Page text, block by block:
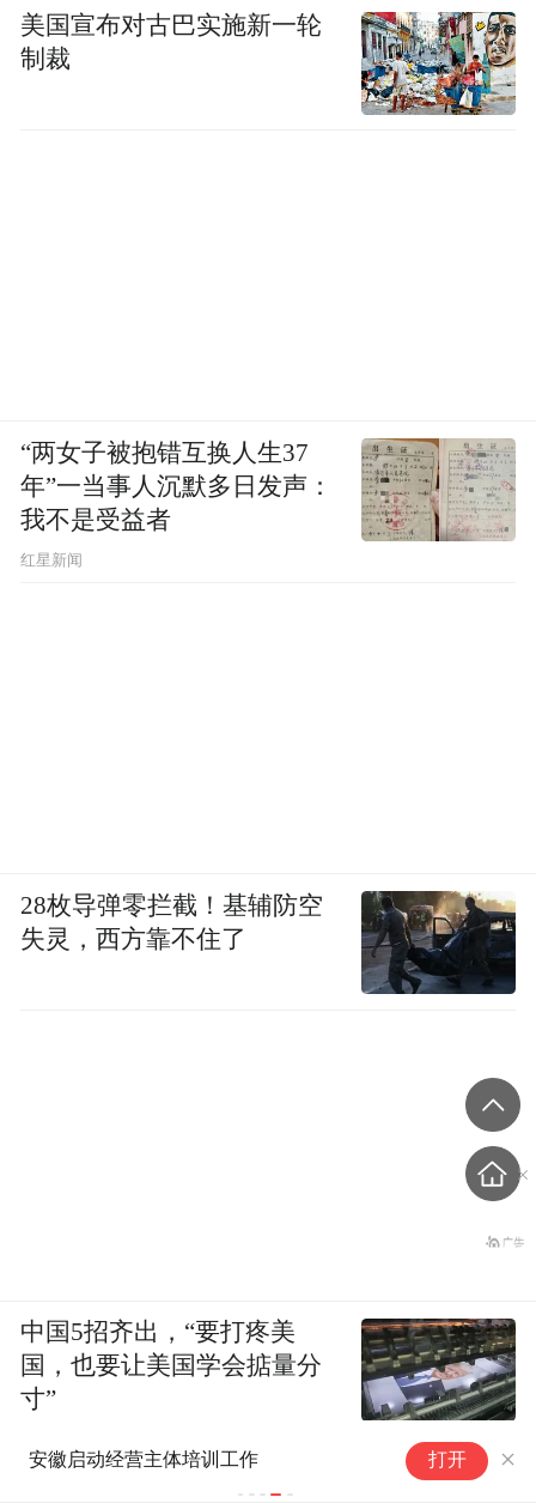
安徽启动经营主体培训工作 打开
美国宣布对古巴实施新一轮
制裁
“两女子被抱错互换人生37
年”一当事人沉默多日发声：
我不是受益者
红星新闻
28枚导弹零拦截！基辅防空
失灵，西方靠不住了
中国5招齐出，“要打疼美
国，也要让美国学会掂量分
寸”